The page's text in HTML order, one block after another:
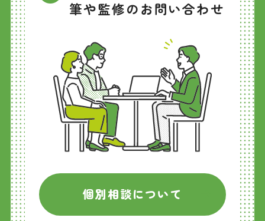
筆や監修のお問い合わせ
個別相談について